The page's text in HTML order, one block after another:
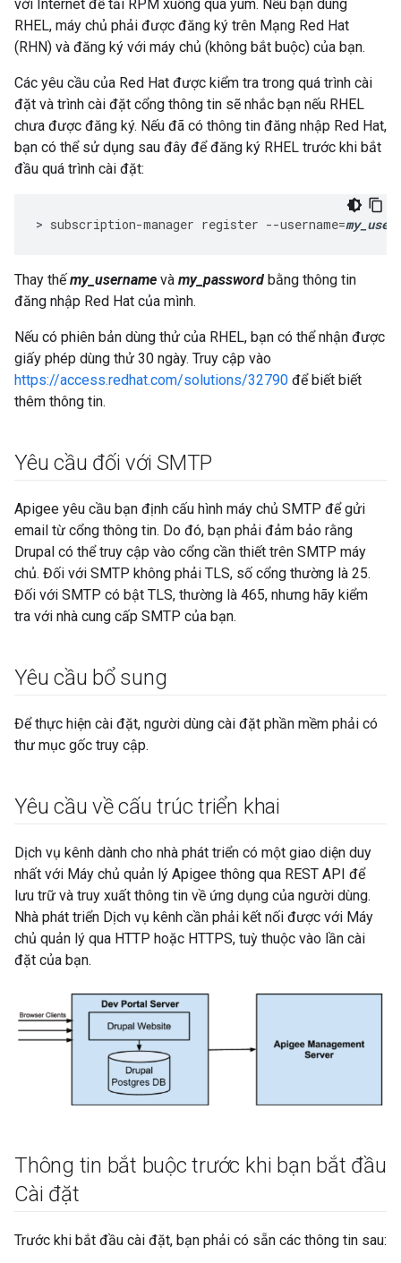
với Internet để tải RPM xuống qua yum. Nếu bạn dùng
RHEL, máy chủ phải được đăng ký trên Mạng Red Hat
(RHN) và đăng ký với máy chủ (không bắt buộc) của bạn.
Các yêu cầu của Red Hat được kiểm tra trong quá trình cài
đặt và trình cài đặt cổng thông tin sẽ nhắc bạn nếu RHEL
chưa được đăng ký. Nếu đã có thông tin đăng nhập Red Hat,
bạn có thể sử dụng sau đây để đăng ký RHEL trước khi bắt
đầu quá trình cài đặt:
> subscription-manager register --username=
Thay thếmy_username và my_password bằng thông tin
đăng nhập Red Hat của mình.
Nếu có phiên bản dùng thử của RHEL, bạn có thể nhận được
giấy phép dùng thử 30 ngày. Truy cập vào
https://access.redhat.com/solutions/32790 để biết biết
thêm thông tin.
Yêu cầu đối với SMTP
Apigee yêu cầu bạn định cấu hình máy chủ SMTP để gửi
email từ cổng thông tin. Do đó, bạn phải đảm bảo rằng
Drupal có thể truy cập vào cổng cần thiết trên SMTP máy
chủ. Đối với SMTP không phải TLS, số cổng thường là 25.
Đối với SMTP có bật TLS, thường là 465, nhưng hãy kiểm
tra với nhà cung cấp SMTP của bạn.
Yêu cầu bổ sung
Để thực hiện cài đặt, người dùng cài đặt phần mềm phải có
thư mục gốc truy cập.
Yêu cầu về cấu trúc triển khai
Dịch vụ kênh dành cho nhà phát triển có một giao diện duy
nhất với Máy chủ quản lý Apigee thông qua REST API để
lưu trữ và truy xuất thông tin về ứng dụng của người dùng.
Nhà phát triển Dịch vụ kênh cần phải kết nối được với Máy
chủ quản lý qua HTTP hoặc HTTPS, tuỳ thuộc vào lần cài
đặt của bạn.
Thông tin bắt buộc trước khi bạn bắt đầu
Cài đặt
Trước khi bắt đầu cài đặt, bạn phải có sẵn các thông tin sau: